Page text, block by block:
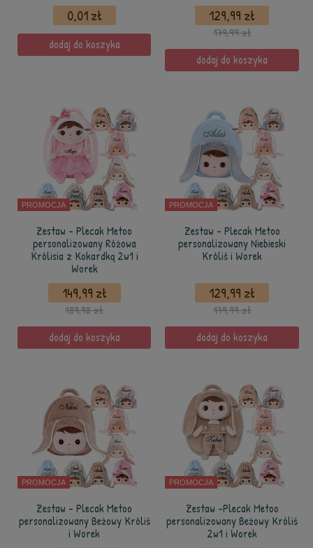
0,01 zł
dodaj do koszyka
129,99 zł
179,99 zł
dodaj do koszyka
PROMOCJA
Zestaw - Plecak Metoo
personalizowany Różowa
Królisia z Kokardką 2w1 i
Worek
149,99 zł
189,98 zł
dodaj do koszyka
PROMOCJA
Zestaw - Plecak Metoo
personalizowany Niebieski
Króliś i Worek
129,99 zł
179,99 zł
dodaj do koszyka
PROMOCJA
Zestaw - Plecak Metoo
personalizowany Beżowy Króliś
i Worek
PROMOCJA
Zestaw -Plecak Metoo
personalizowany Beżowy Króliś
2w1 i Worek